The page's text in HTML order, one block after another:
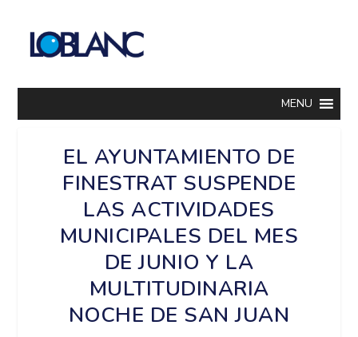
MENU
EL AYUNTAMIENTO DE
FINESTRAT SUSPENDE
LAS ACTIVIDADES
MUNICIPALES DEL MES
DE JUNIO Y LA
MULTITUDINARIA
NOCHE DE SAN JUAN